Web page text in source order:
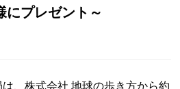
にプレゼント～
、株式会社 地球の歩き方から約